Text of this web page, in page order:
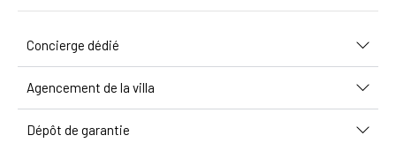
Concierge dédié
Agencement de la villa
Dépôt de garantie